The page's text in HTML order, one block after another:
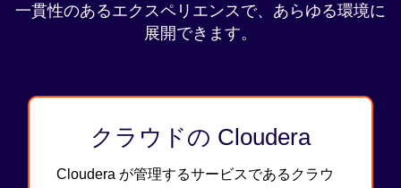
一貫性のあるエクスペリエンスで、あらゆる環境に
展開できます。
クラウドの Cloudera
Cloudera が管理するサービスであるクラウ